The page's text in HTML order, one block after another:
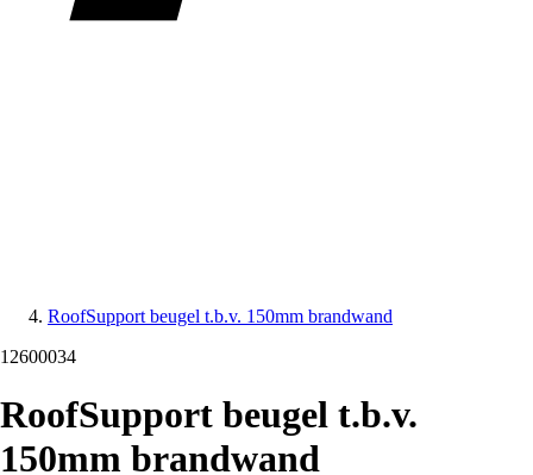
RoofSupport beugel t.b.v. 150mm brandwand
12600034
RoofSupport beugel t.b.v.
150mm brandwand